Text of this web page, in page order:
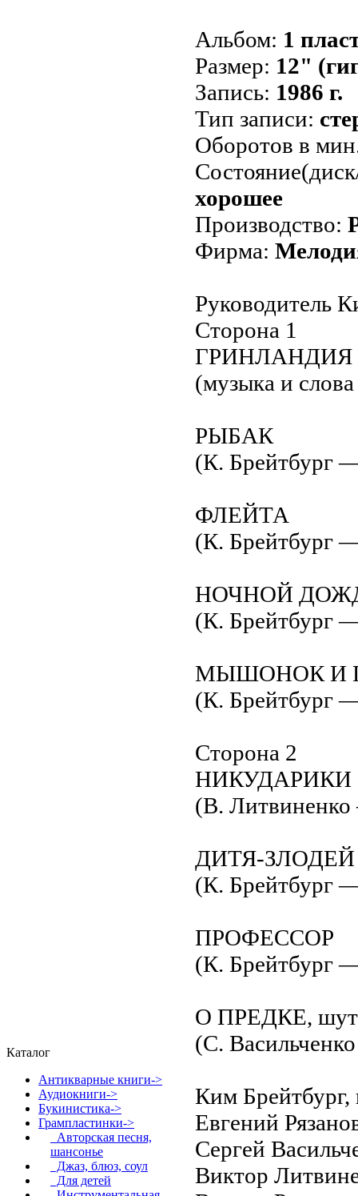
Каталог
Антикварные книги->
Аудиокниги->
Букинистика->
Грампластинки->
Авторская песня,
шансонье
Джаз, блюз, соул
Для детей
Альбом: 1
Размер: 12"
Запись: 1986 г.
Тип записи:
Оборотов в
хорошее
Производство:
Фирма:
Руководитель
Сторона 1
ГРИНЛАНДИЯ
(музыка и
РЫБАК
(К. Брейтбург
ФЛЕЙТА
(К. Брейтбург
НОЧНОЙ
(К. Брейтбург
МЫШОНОК И
(К. Брейтбург
Сторона 2
НИКУДАРИКИ
(В.
ДИТЯ-ЗЛОДЕЙ
(К. Брейтбург
ПРОФЕССОР
(К. Брейтбург
О ПРЕДКЕ,
(С.
Ким
Евгений
Сергей
Виктор